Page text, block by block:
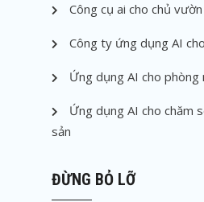
Công cụ ai cho chủ
Công ty ứng dụng AI
Ứng dụng AI cho
Ứng dụng AI cho chăm
sản
ĐỪNG BỎ LỠ